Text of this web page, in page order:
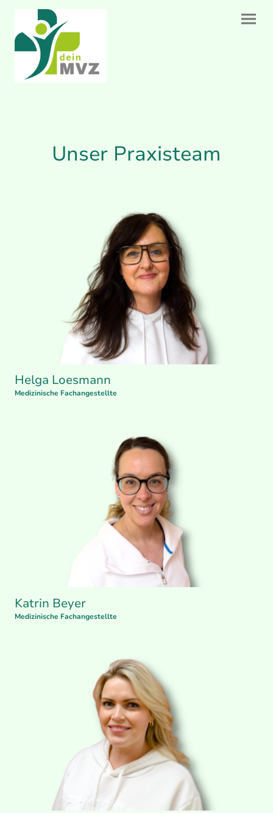
Unser Praxisteam
Helga Loesmann
Medizinische Fachangestellte
Katrin Beyer
Medizinische Fachangestellte